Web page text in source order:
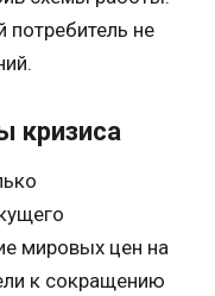
не
кризиса
мировых цен на
к сокращению